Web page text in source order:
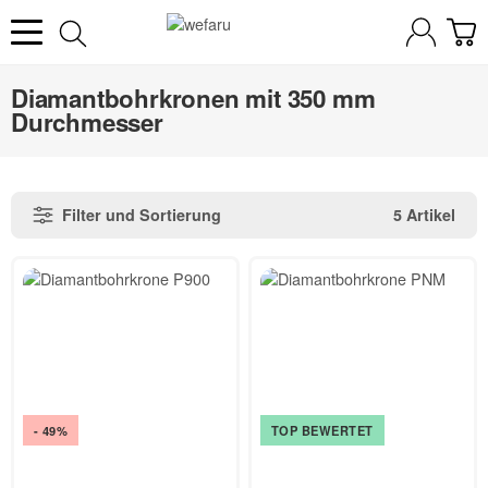
Diamantbohrkronen mit 350 mm
Durchmesser
Filter und Sortierung 5 Artikel
- 49% TOP BEWERTET